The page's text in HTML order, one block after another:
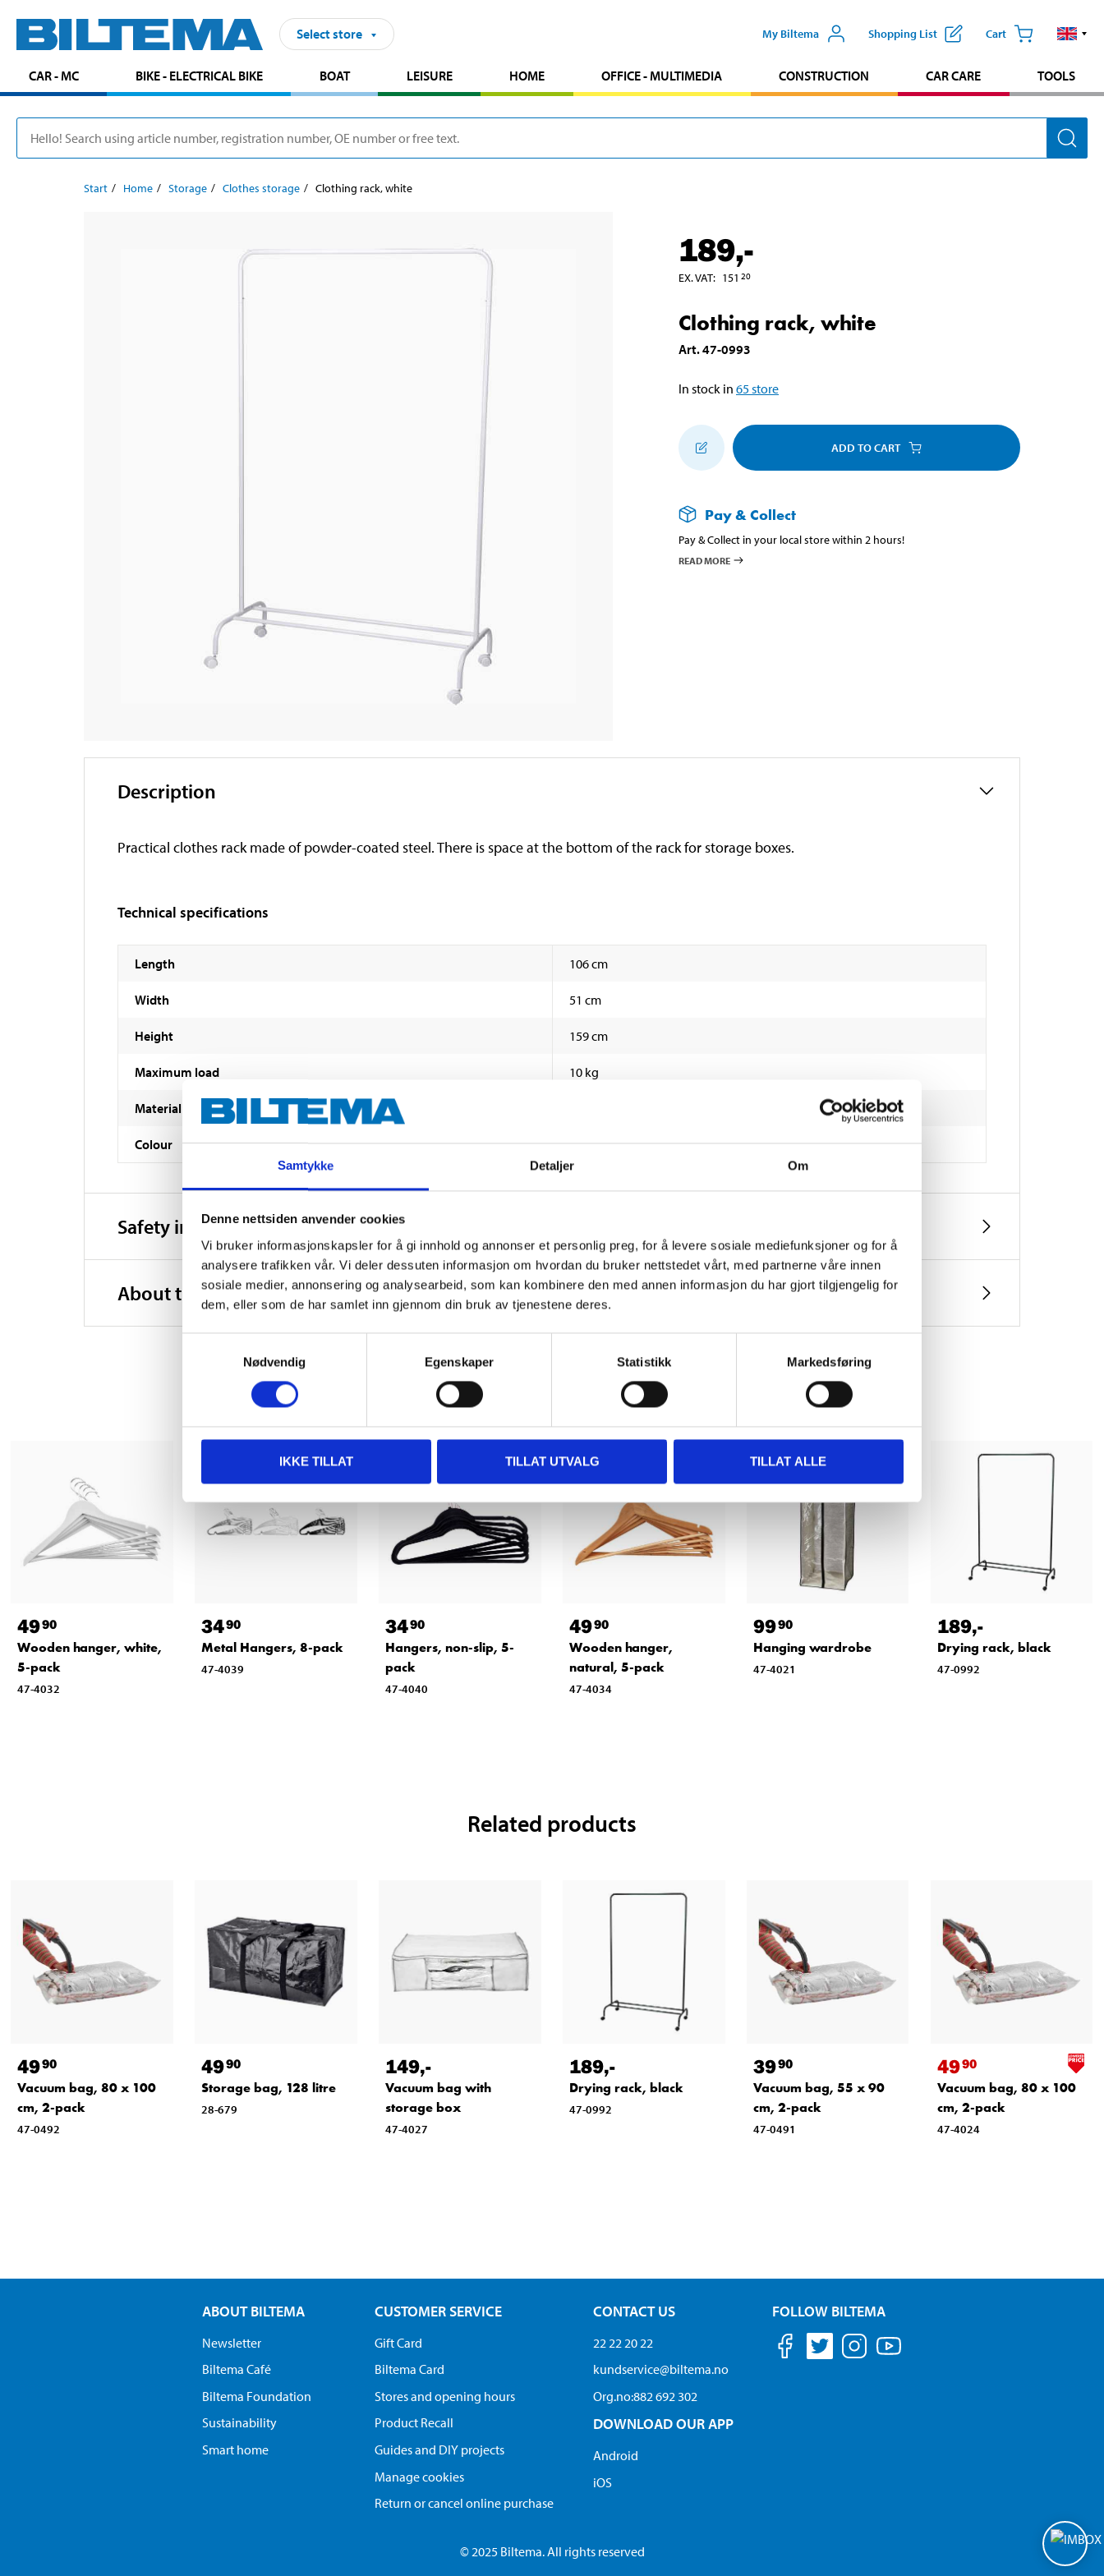
Samtykke Detaljer Om
Denne nettsiden anvender cookies
Vi bruker informasjonskapsler for å gi innhold og annonser et personlig preg, for å levere sosiale mediefunksjoner og for å
analysere trafikken vår. Vi deler dessuten informasjon om hvordan du bruker nettstedet vårt, med partnerne våre innen
sosiale medier, annonsering og analysearbeid, som kan kombinere den med annen informasjon du har gjort tilgjengelig for
dem, eller som de har samlet inn gjennom din bruk av tjenestene deres.
Nødvendig
Egenskaper Statistikk Markedsføring
IKKE TILLAT TILLAT UTVALG TILLAT ALLE
Select store My Biltema Shopping List Cart
CAR - MC BIKE - ELECTRICAL BIKE BOAT LEISURE HOME OFFICE - MULTIMEDIA CONSTRUCTION CAR CARE TOOLS
Start Home Storage Clothes storage Clothing rack, white
189,-
EX. VAT: 151 20
Clothing rack, white
Art.47-0993
In stock in 65store
ADD TO CART
Pay & Collect
Pay & Collect in your local store within 2 hours!
READ MORE
Description
Practical clothes rack made of powder-coated steel. There is space at the bottom of the rack for storage boxes.
Technical specifications
Length 106 cm
Width 51 cm
Height 159 cm
Maximum load 10 kg
Material
Colour White
Safety instructions and other information
About the manufacturer
Other customers also bought
4990
Wooden hanger, white,
5-pack
47-4032
3490
Metal Hangers, 8-pack
47-4039
3490
Hangers, non-slip, 5-
pack
47-4040
4990
Wooden hanger,
natural, 5-pack
47-4034
9990
Hanging wardrobe
47-4021
189,-
Drying rack, black
47-0992
Related products
4990
Vacuum bag, 80 x 100
cm, 2-pack
47-0492
4990
Storage bag, 128 litre
28-679
149,-
Vacuum bag with
storage box
47-4027
189,-
Drying rack, black
47-0992
3990
Vacuum bag, 55 x 90
cm, 2-pack
47-0491
4990
Vacuum bag, 80 x 100
cm, 2-pack
47-4024
ABOUT BILTEMA
Newsletter
Biltema Café
Biltema Foundation
Sustainability
Smart home
CUSTOMER SERVICE
Gift Card
Biltema Card
Stores and opening hours
Product Recall
Guides and DIY projects
Manage cookies
Return or cancel online purchase
CONTACT US
22 22 20 22
kundservice@biltema.no
Org.no:882 692 302
DOWNLOAD OUR APP
Android
iOS
FOLLOW BILTEMA
© 2025 Biltema. All rights reserved